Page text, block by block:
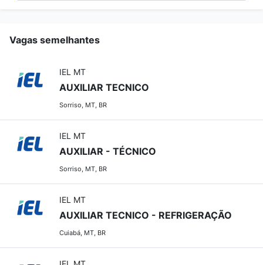
Vagas semelhantes
IEL MT
AUXILIAR TECNICO
Sorriso, MT, BR
IEL MT
AUXILIAR - TÉCNICO
Sorriso, MT, BR
IEL MT
AUXILIAR TECNICO - REFRIGERAÇÃO
Cuiabá, MT, BR